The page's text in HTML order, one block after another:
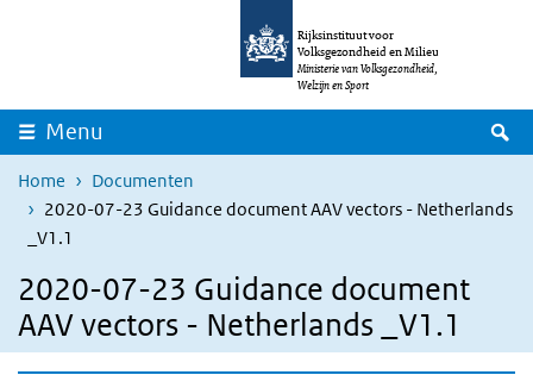
Overslaan en naar de inhoud gaan
Rijksinstituut voor
Volksgezondheid en Milieu
Ministerie van Volksgezondheid,
Welzijn en Sport
Menu
Home
Documenten
2020-07-23 Guidance document AAV vectors - Netherlands
_V1.1
2020-07-23 Guidance document
AAV vectors - Netherlands _V1.1